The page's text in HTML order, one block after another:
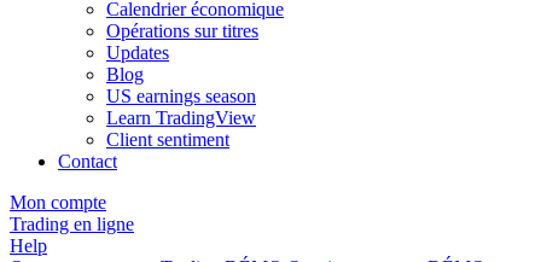
Calendrier économique
Opérations sur titres
Updates
Blog
US earnings season
Learn TradingView
Client sentiment
Contact
Mon compte
Trading en ligne
Help